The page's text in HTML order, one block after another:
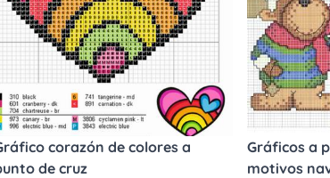
corazón de colores a
de cruz
Gráficos a
motivos